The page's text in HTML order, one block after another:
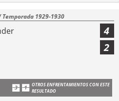
Temporada 1929-1930
4
2
OTROS ENFRENTAMIENTOS CON ESTE
RESULTADO